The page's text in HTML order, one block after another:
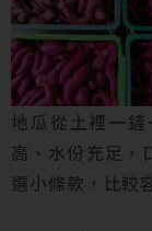
地瓜從土裡一
高、水份充足，
選小條款，比較